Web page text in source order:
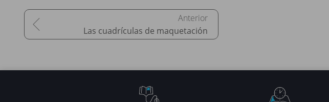
Las cuadrículas de maquetación